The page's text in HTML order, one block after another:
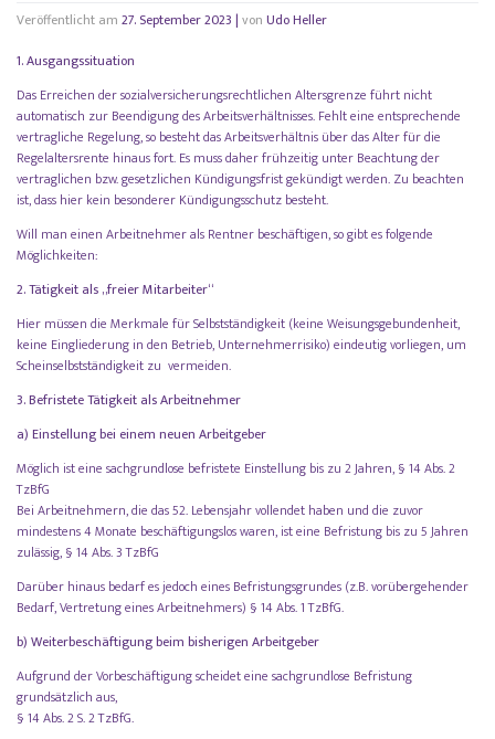
Veröffentlicht am 27. September 2023 | von Udo Heller
1. Ausgangssituation
Das Erreichen der sozialversicherungsrechtlichen Altersgrenze führt nicht
automatisch zur Beendigung des Arbeitsverhältnisses. Fehlt eine entsprechende
vertragliche Regelung, so besteht das Arbeitsverhältnis über das Alter für die
Regelaltersrente hinaus fort. Es muss daher frühzeitig unter Beachtung der
vertraglichen bzw. gesetzlichen Kündigungsfrist gekündigt werden. Zu beachten
ist, dass hier kein besonderer Kündigungsschutz besteht.
Will man einen Arbeitnehmer als Rentner beschäftigen, so gibt es folgende
Möglichkeiten:
2. Tätigkeit als „freier Mitarbeiter“
Hier müssen die Merkmale für Selbstständigkeit (keine Weisungsgebundenheit,
keine Eingliederung in den Betrieb, Unternehmerrisiko) eindeutig vorliegen, um
Scheinselbstständigkeit zu vermeiden.
3. Befristete Tätigkeit als Arbeitnehmer
a) Einstellung bei einem neuen Arbeitgeber
Möglich ist eine sachgrundlose befristete Einstellung bis zu 2 Jahren, § 14 Abs. 2
TzBfG
Bei Arbeitnehmern, die das 52. Lebensjahr vollendet haben und die zuvor
mindestens 4 Monate beschäftigungslos waren, ist eine Befristung bis zu 5 Jahren
zulässig, § 14 Abs. 3 TzBfG
Darüber hinaus bedarf es jedoch eines Befristungsgrundes (z.B. vorübergehender
Bedarf, Vertretung eines Arbeitnehmers) § 14 Abs. 1 TzBfG.
b) Weiterbeschäftigung beim bisherigen Arbeitgeber
Aufgrund der Vorbeschäftigung scheidet eine sachgrundlose Befristung
grundsätzlich aus,
§ 14 Abs. 2 S. 2 TzBfG.